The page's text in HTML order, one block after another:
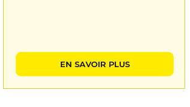
EN SAVOIR PLUS